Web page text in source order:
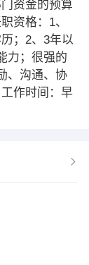
资金的预算
资格：1、
；2、3年以
力；很强的
、沟通、协
作时间：早